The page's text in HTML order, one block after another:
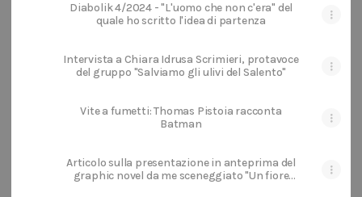
Diabolik 4/2024 - "L'uomo che non c'era" del
quale ho scritto l'idea di partenza
Intervista a Chiara Idrusa Scrimieri, protavoce
del gruppo "Salviamo gli ulivi del Salento"
Vite a fumetti: Thomas Pistoia racconta
Batman
Articolo sulla presentazione in anteprima del
graphic novel da me sceneggiato "Un fiore